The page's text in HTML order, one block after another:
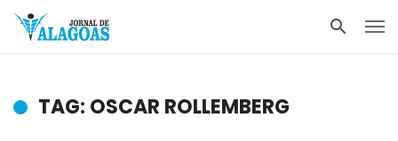
TAG: OSCAR ROLLEMBERG